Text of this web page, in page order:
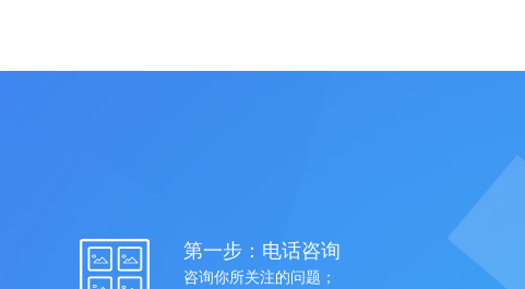
第一步：电话咨询
咨询你所关注的问题；